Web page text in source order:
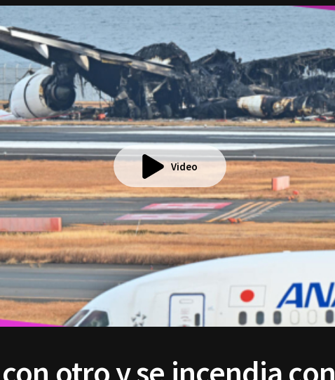
Video